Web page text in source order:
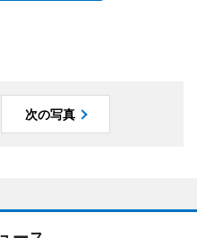
次の写真